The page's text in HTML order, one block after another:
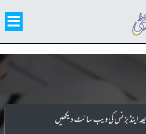
اینڈ بزنس کی ویب سا ئٹ دیکھیں